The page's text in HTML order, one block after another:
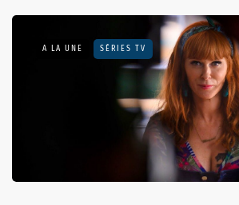
A LA UNE SÉRIES TV